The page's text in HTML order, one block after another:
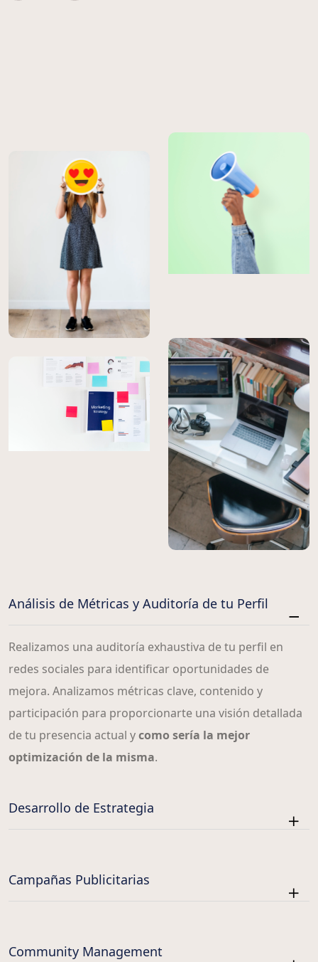
Análisis de Métricas y Auditoría de tu Perfil
Realizamos una auditoría exhaustiva de tu perfil en
redes sociales para identificar oportunidades de
mejora. Analizamos métricas clave, contenido y
participación para proporcionarte una visión detallada
de tu presencia actual ycomo sería la mejor
optimización de la misma.
Desarrollo de Estrategia
Campañas Publicitarias
Community Management